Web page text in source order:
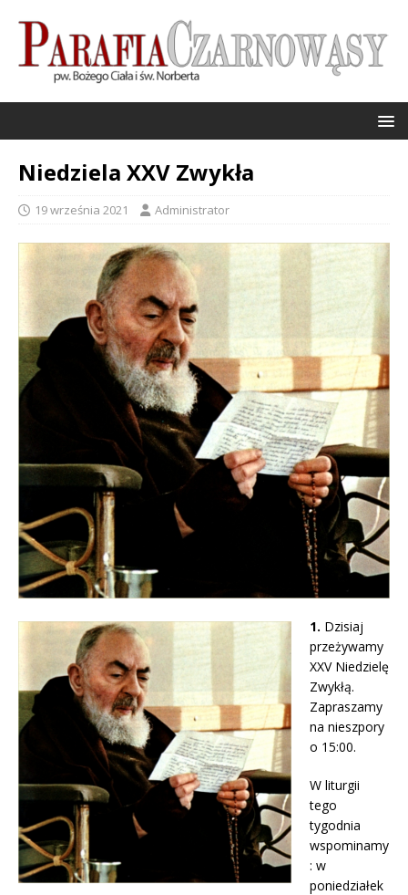
Niedziela XXV Zwykła
19 września 2021 Administrator
1. Dzisiaj
przeżywamy
XXV Niedzielę
Zwykłą.
Zapraszamy
na nieszpory
o 15:00.
W liturgii
tego
tygodnia
wspominamy
: w
poniedziałek